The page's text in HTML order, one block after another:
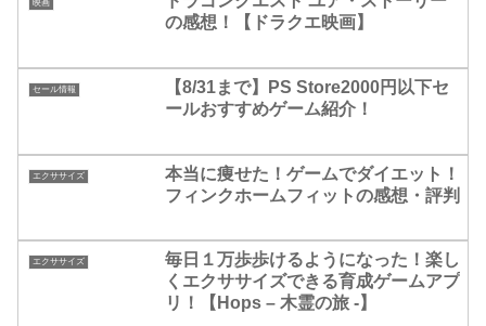
映画
の感想！【ドラクエ映画】
セール情報
【8/31まで】PS Store2000円以下セ
ールおすすめゲーム紹介！
エクササイズ
本当に痩せた！ゲームでダイエット！
フィンクホームフィットの感想・評判
エクササイズ
毎日１万歩歩けるようになった！楽し
くエクササイズできる育成ゲームアプ
リ！【Hops – 木霊の旅 -】